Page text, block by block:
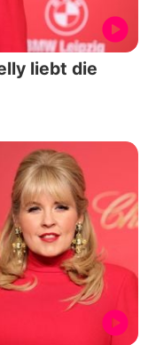
liebt die